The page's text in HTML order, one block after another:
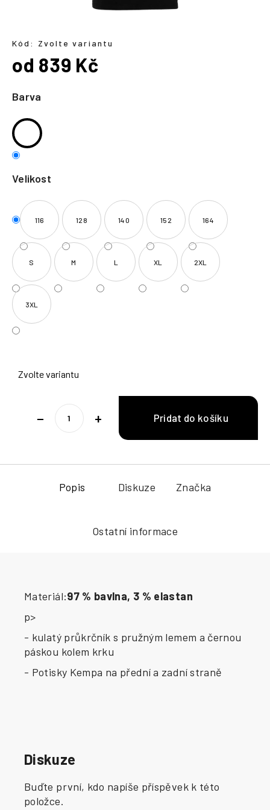
Barva
Velikost
116 128 140 152 164
S M L XL 2XL
3XL
Zvolte variantu
+
−
Kód: Zvolte variantu
od 839 Kč
cena:
Popis Diskuze Značka
Ostatní informace
Materiál:97 % bavlna, 3 % elastan
p>
- kulatý průkrčník s pružným lemem a černou
páskou kolem krku
- Potisky Kempa na přední a zadní straně
Diskuze
Buďte první, kdo napíše příspěvek k této
položce.
í
t
?